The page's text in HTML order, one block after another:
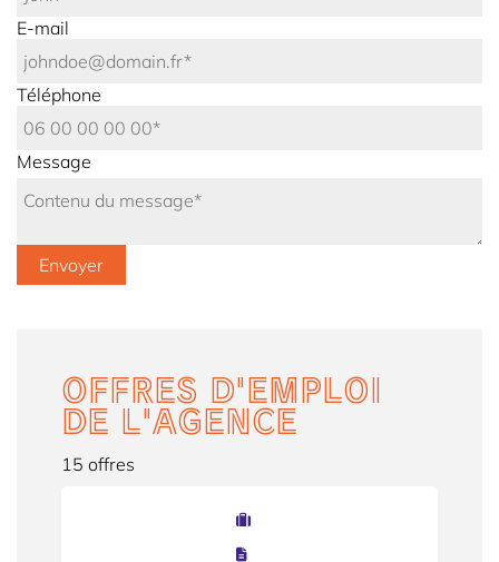
E-mail
Téléphone
Message
OFFRES D'EMPLOI
DE L'AGENCE
15 offres